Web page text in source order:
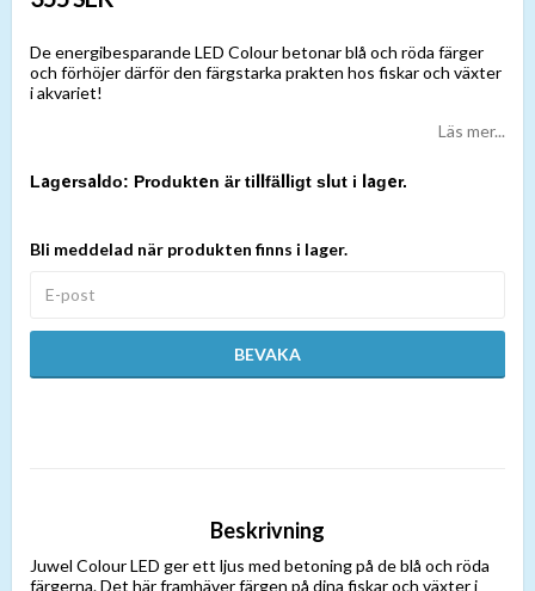
De energibesparande LED Colour betonar blå och röda färger
och förhöjer därför den färgstarka prakten hos fiskar och växter
i akvariet!
Läs mer...
Produkten är tillfälligt slut i lager.
Bli meddelad när produkten finns i lager.
BEVAKA
Beskrivning
Juwel Colour LED ger ett ljus med betoning på de blå och röda
färgerna. Det här framhäver färgen på dina fiskar och växter i